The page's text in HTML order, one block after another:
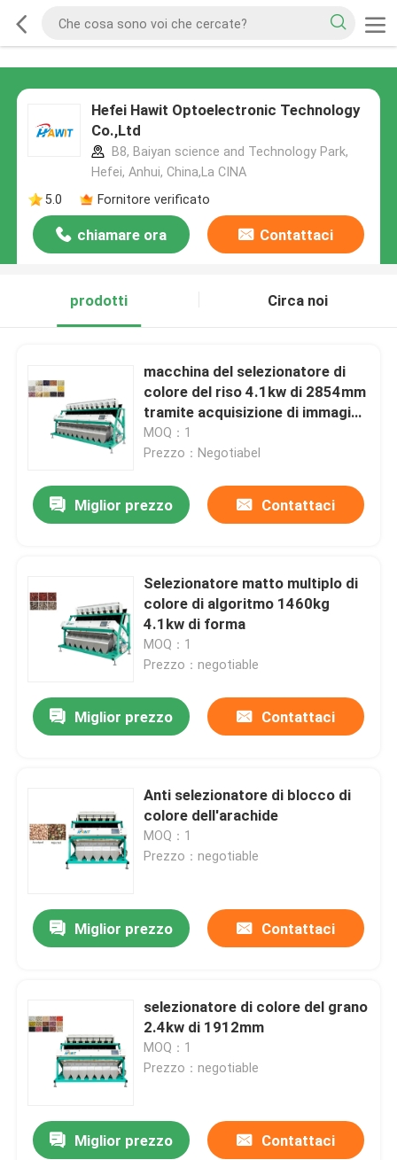
Hefei Hawit Optoelectronic Technology
Co.,Ltd
B8, Baiyan science and Technology Park,
Hefei, Anhui, China,La CINA
5.0
Fornitore verificato
chiamare ora Contattaci
prodotti Circa noi
macchina del selezionatore di
colore del riso 4.1kw di 2854mm
tramite acquisizione di immagine
del CCD
MOQ：1
Prezzo：Negotiabel
Miglior prezzo Contattaci
Selezionatore matto multiplo di
colore di algoritmo 1460kg
4.1kw di forma
MOQ：1
Prezzo：negotiable
Miglior prezzo Contattaci
Anti selezionatore di blocco di
colore dell'arachide
MOQ：1
Prezzo：negotiable
Miglior prezzo Contattaci
selezionatore di colore del grano
2.4kw di 1912mm
MOQ：1
Prezzo：negotiable
Miglior prezzo Contattaci